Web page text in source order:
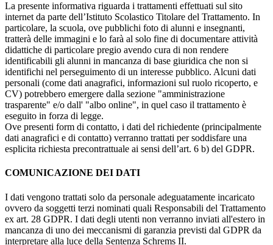
La presente informativa riguarda i trattamenti effettuati sul sito
internet da parte dell’Istituto Scolastico Titolare del Trattamento. In
particolare, la scuola, ove pubblichi foto di alunni e insegnanti,
tratterà delle immagini e lo farà al solo fine di documentare attività
didattiche di particolare pregio avendo cura di non rendere
identificabili gli alunni in mancanza di base giuridica che non si
identifichi nel perseguimento di un interesse pubblico. Alcuni dati
personali (come dati anagrafici, informazioni sul ruolo ricoperto, e
CV) potrebbero emergere dalla sezione "amministrazione
trasparente" e/o dall' "albo online", in quel caso il trattamento è
eseguito in forza di legge.
Ove presenti form di contatto, i dati del richiedente (principalmente
dati anagrafici e di contatto) verranno trattati per soddisfare una
esplicita richiesta precontrattuale ai sensi dell’art. 6 b) del GDPR.
COMUNICAZIONE DEI DATI
I dati vengono trattati solo da personale adeguatamente incaricato
ovvero da soggetti terzi nominati quali Responsabili del Trattamento
ex art. 28 GDPR. I dati degli utenti non verranno inviati all'estero in
mancanza di uno dei meccanismi di garanzia previsti dal GDPR da
interpretare alla luce della Sentenza Schrems II.